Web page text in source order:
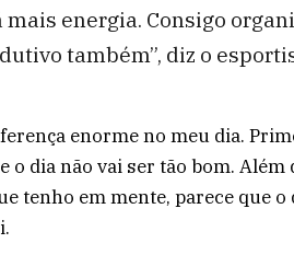
energia. Consigo
também”, diz o
enorme no meu dia.
o dia não vai ser tão bom. Além
tenho em mente, parece que o